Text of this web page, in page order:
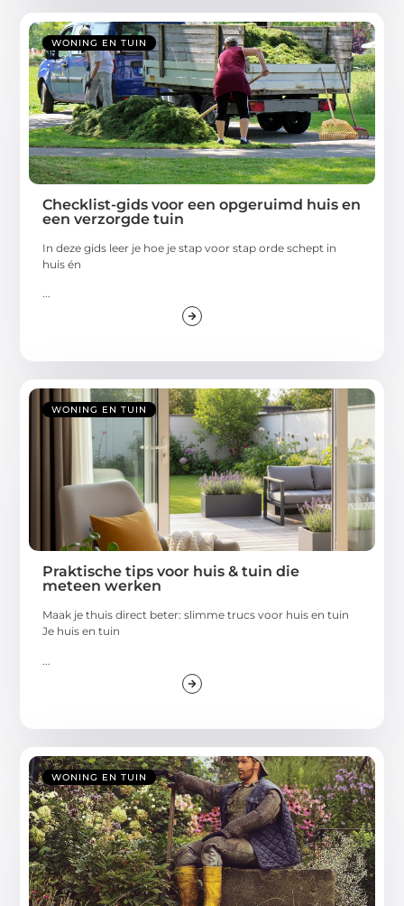
WONING EN TUIN
Checklist-gids voor een opgeruimd huis en
een verzorgde tuin
In deze gids leer je hoe je stap voor stap orde schept in
huis én
...
WONING EN TUIN
Praktische tips voor huis & tuin die
meteen werken
Maak je thuis direct beter: slimme trucs voor huis en tuin
Je huis en tuin
WONING EN TUIN